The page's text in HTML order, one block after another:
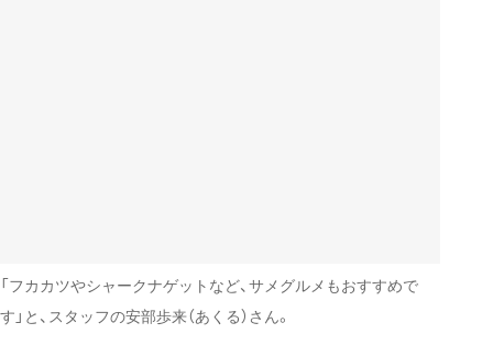
「フカカツやシャークナゲットなど、サメグルメもおすすめで
す」と、スタッフの安部歩来（あくる）さん。